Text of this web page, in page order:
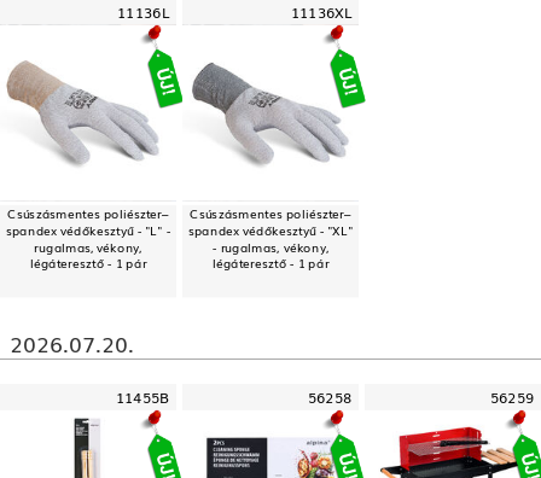
11136L
Csúszásmentes poliészter–
spandex védőkesztyű - "L" -
rugalmas, vékony,
légáteresztő - 1 pár
11136XL
Csúszásmentes poliészter–
spandex védőkesztyű - "XL"
- rugalmas, vékony,
légáteresztő - 1 pár
2026.07.20.
11455B 56258 56259